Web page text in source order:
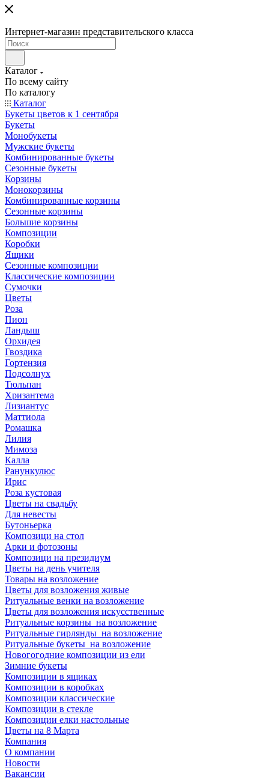
Интернет-магазин представительского класса
Каталог
По всему сайту
По каталогу
Каталог
Букеты цветов к 1 сентября
Букеты
Монобукеты
Мужские букеты
Комбинированные букеты
Сезонные букеты
Корзины
Монокорзины
Комбинированные корзины
Сезонные корзины
Большие корзины
Композиции
Коробки
Ящики
Сезонные композиции
Классические композиции
Сумочки
Цветы
Роза
Пион
Ландыш
Орхидея
Гвоздика
Гортензия
Подсолнух
Тюльпан
Хризантема
Лизиантус
Маттиола
Ромашка
Лилия
Мимоза
Калла
Ранункулюс
Ирис
Роза кустовая
Цветы на свадьбу
Для невесты
Бутоньерка
Композици на стол
Арки и фотозоны
Композици на президиум
Цветы на день учителя
Товары на возложение
Цветы для возложения живые
Ритуальные венки на возложение
Цветы для возложения искусственные
Ритуальные корзины на возложение
Ритуальные гирлянды на возложение
Ритуальные букеты на возложение
Новогогодние композиции из ели
Зимние букеты
Композиции в ящиках
Композиции в коробках
Композиции классические
Композиции в стекле
Композиции елки настольные
Цветы на 8 Марта
Компания
О компании
Новости
Вакансии